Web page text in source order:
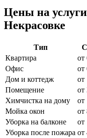
Цены на
Некрасовке
Тип
Квартира
от
Офис
от
Дом и коттедж
от
Помещение
от
Химчистка на дому
от
Мойка окон
от
Уборка на балконе
от
Уборка после пожара от